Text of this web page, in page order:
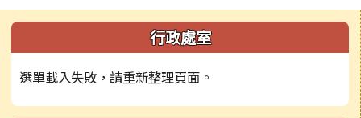
左邊區域內容 行政處室
選單載入失敗，請重新整理頁面。